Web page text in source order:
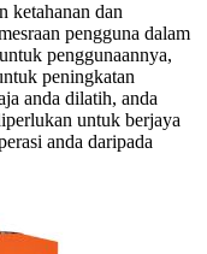
ketahanan dan
pengguna dalam
penggunaannya,
peningkatan
anda dilatih, anda
untuk berjaya
anda daripada